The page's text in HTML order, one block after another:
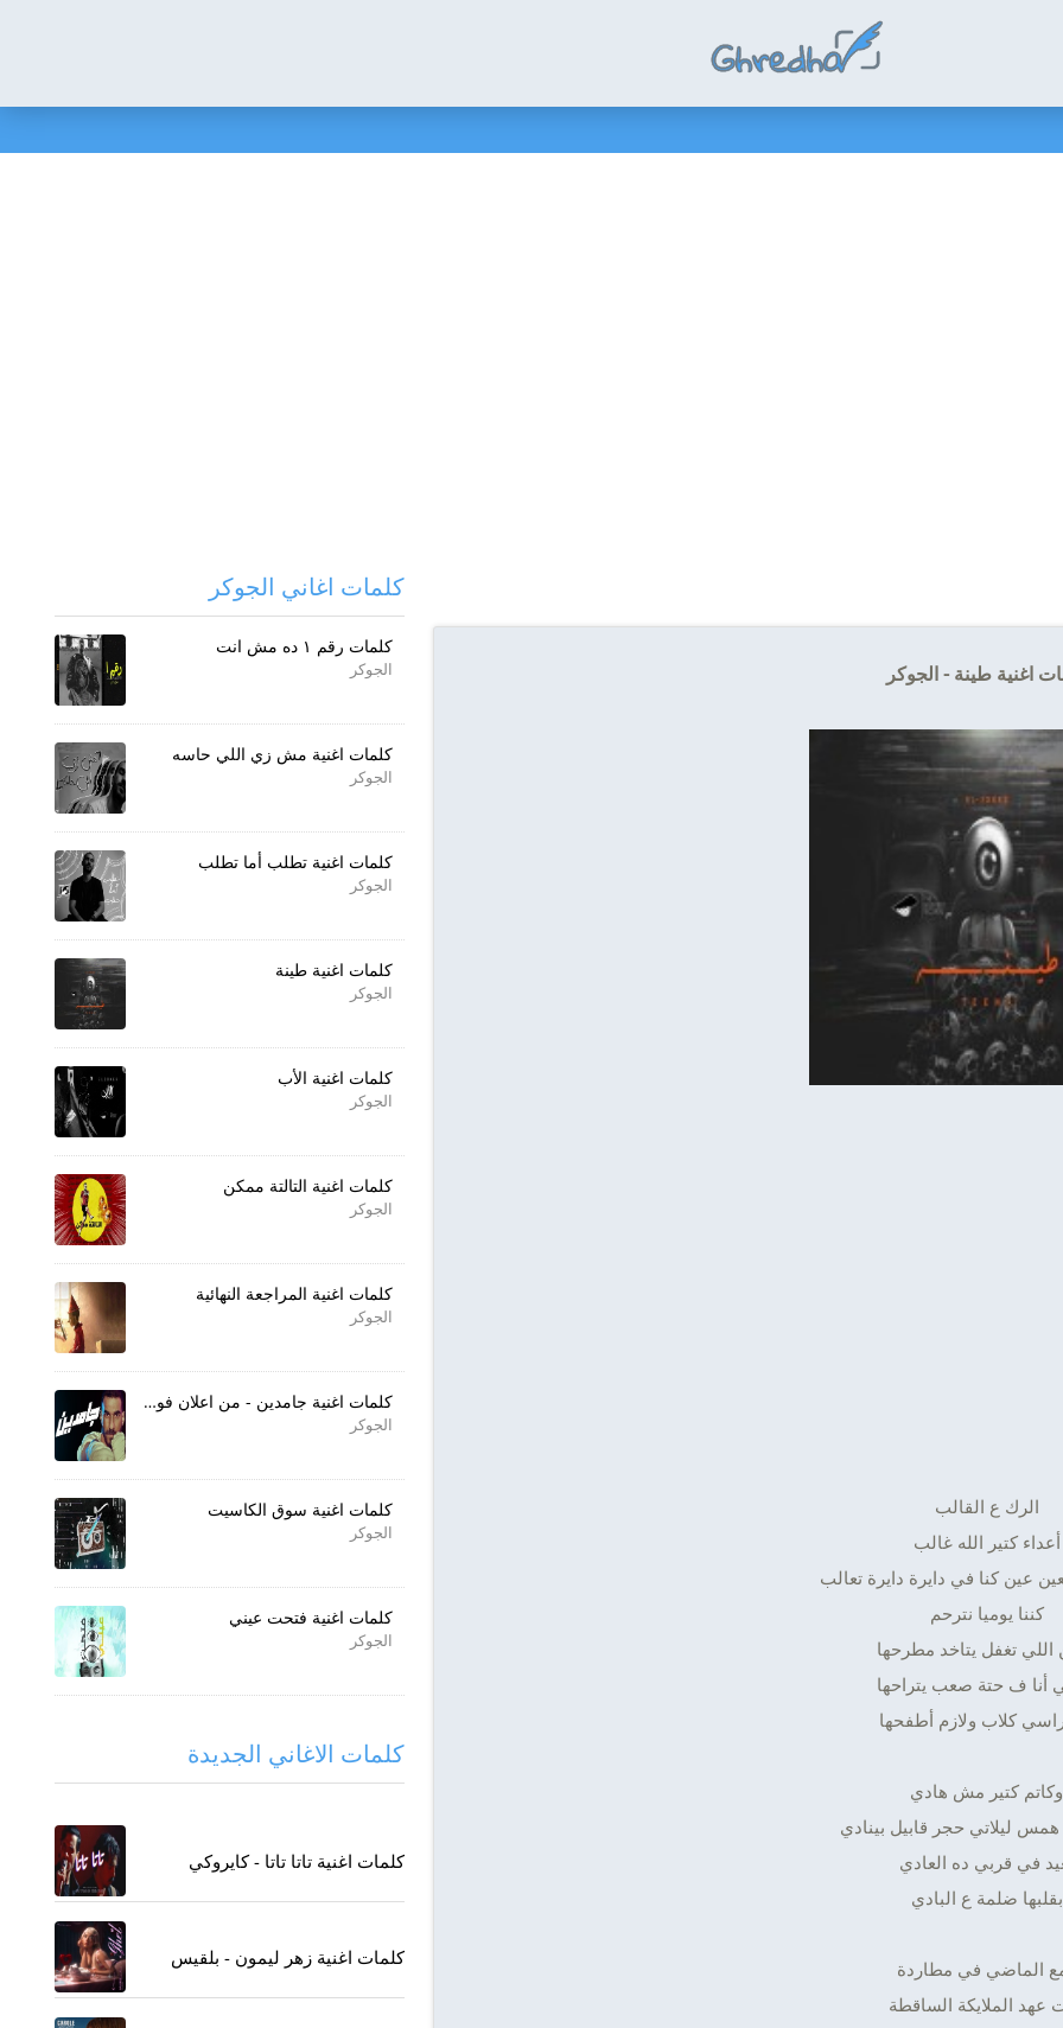
اغنية طينة - الجوكر
الرك ع القالب
أعداء كتير الله غالب
عين كنا في دايرة دايرة تعالب
كننا يوميا نترحم
اللي تغفل يتاخد مطرحها
أنا ف حتة صعب يتراحها
كلاب ولازم أطفحها
وكاتم كتير مش هادي
ليلاتي حجر قابيل بينادي
في قربي ده العادي
بقلبها ضلمة ع البادي
الماضي في مطاردة
عهد الملايكة الساقطة
كلمات اغاني الجوكر
كلمات رقم ۱ ده مش انت
الجوكر
كلمات اغنية مش زي اللي حاسه
الجوكر
كلمات اغنية تطلب أما تطلب
الجوكر
كلمات اغنية طينة
الجوكر
كلمات اغنية الأب
الجوكر
كلمات اغنية التالتة ممكن
الجوكر
كلمات اغنية المراجعة النهائية
الجوكر
كلمات اغنية جامدين - من اعلان فوكس
الجوكر
كلمات اغنية سوق الكاسيت
الجوكر
كلمات اغنية فتحت عيني
الجوكر
كلمات الاغاني الجديدة
كلمات اغنية تاتا تاتا - كايروكي
كلمات اغنية زهر ليمون - بلقيس